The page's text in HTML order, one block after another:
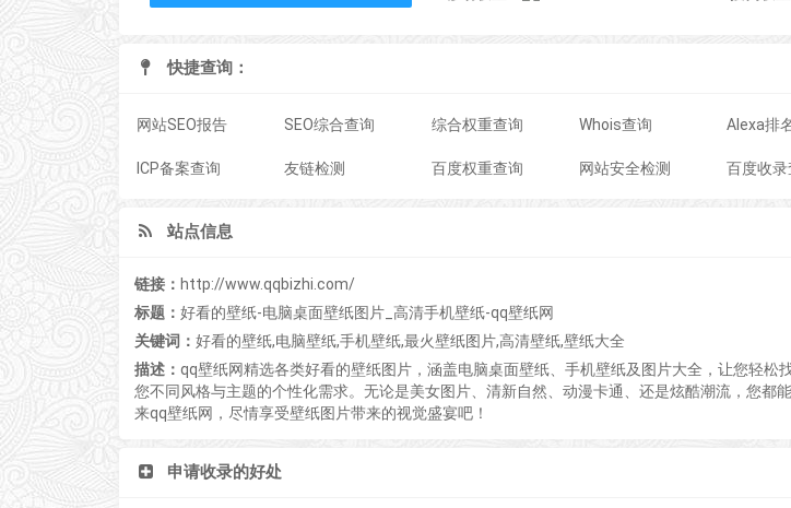
快捷查询：
网站SEO报告 SEO综合查询 综合权重查询 Whois查询 Alexa排
ICP备案查询 友链检测 百度权重查询 网站安全检测 百度收录
站点信息
链接： http://www.qqbizhi.com/
标题： 好看的壁纸-电脑桌面壁纸图片_高清手机壁纸-qq壁纸网
关键词： 好看的壁纸,电脑壁纸,手机壁纸,最火壁纸图片,高清壁纸,壁纸大全
描述： qq壁纸网精选各类好看的壁纸图片，涵盖电脑桌面壁纸、手机壁纸及图片大全，让您轻松
您不同风格与主题的个性化需求。无论是美女图片、清新自然、动漫卡通、还是炫酷潮流，您都
来qq壁纸网，尽情享受壁纸图片带来的视觉盛宴吧！
申请收录的好处